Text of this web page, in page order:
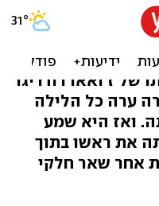
נערף,
של ז'ואאו רודריגו
בן ה-35 נשארה ערה כל הלילה
ואז היא שמע
את ראשו בתוך
אחר שאר חלקי